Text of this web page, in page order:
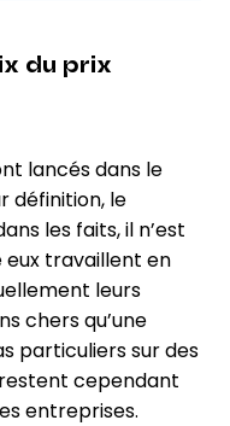
du prix
lancés dans le
définition, le
les faits, il n’est
eux travaillent en
leurs
chers qu’une
particuliers sur des
cependant
entreprises.